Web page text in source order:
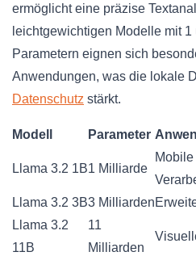
ermöglicht eine präzise
leichtgewichtigen Modelle mit
Parametern eignen sich
Anwendungen, was die lokale
Datenschutz stärkt.
Modell Parameter
Llama 3.2 1B1 Milliarde
Llama 3.2 3B3 Milliarden
Llama 3.2
11B
11
Milliarden